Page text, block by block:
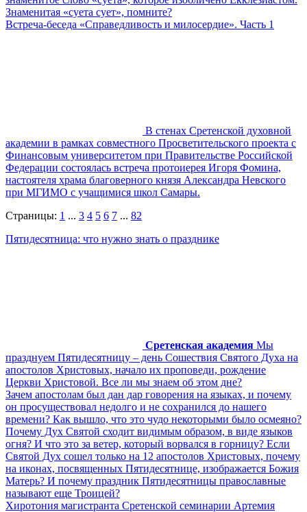
Знаменитая «суета сует», помните?
Встреча-беседа «Справедливость и милосердие». Часть 1
В стенах Сретенской духовной
академии в рамках совместного Просветительского проекта с
Финансовым университетом при Правительстве Российской
Федерации состоялась встреча протоиерея Игоря Фомина,
настоятеля храма благоверного князя Александра Невского
при МГИМО с учащимися школ Самары.
Страницы: 1 ... 3 4 5 6 7 ... 82
Пятидесятница: что нужно знать о празднике
Сретенская академия Мы
празднуем Пятидесятницу – день Сошествия Святого Духа на
апостолов Христовых, начало их проповеди, рождение
Церкви Христовой. Все ли мы знаем об этом дне?
Зачем апостолам был дан дар говорения на языках, и почему
он просуществовал недолго и не сохранился до нашего
времени? Как вышло, что это чудо некоторыми было осмеяно?
Почему Дух Святой сходит видимым образом, в виде языков
огня? И что это за ветер, который ворвался в горницу? Если
Святой Дух сошел только на 12 апостолов Христовых, почему
на иконах, посвященных Пятидесятнице, изображается Божия
Матерь? И почему праздник Пятидесятницы православные
называют еще Троицей?
Хиротония магистранта Сретенской семинарии Артемия